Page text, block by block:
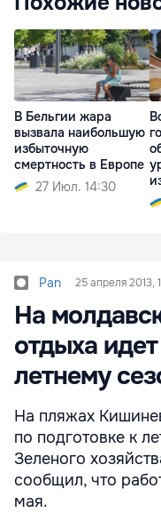
В Бельгии жара
вызвала наибольшую
избыточную
смертность в Европе
27 Июл. 14:30
Pan 25 апреля 2013,
На
отдыха
летнему
На пляжах
по подготовке к
Зеленого
сообщил, что
мая.